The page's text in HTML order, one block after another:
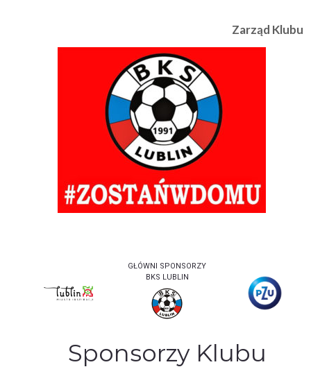
Zarząd Klubu
GŁÓWNI SPONSORZY
BKS LUBLIN
Sponsorzy Klubu